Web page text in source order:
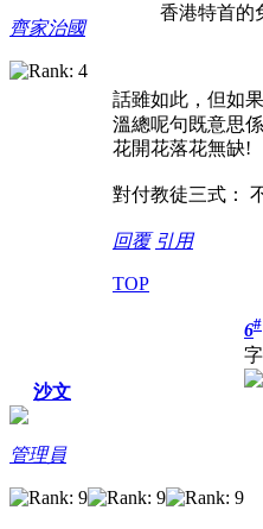
齊家治國
香港特首的
話雖如此，但如
溫總呢句既意思
花開花落花無缺!
對付教徒三式：
回覆 引用
TOP
沙文
管理員
6#